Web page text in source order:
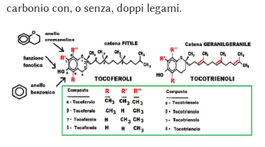
carbonio con, o senza, doppi legami.